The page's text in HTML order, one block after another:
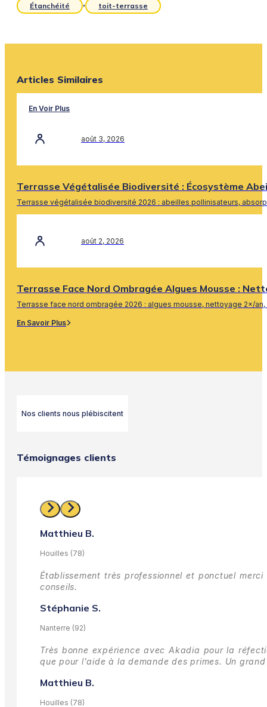
Étanchéité , toit-terrasse
Articles Similaires
En Voir Plus
août 3, 2026
Terrasse Végétalisée Biodiversité : Écosystème
Terrasse végétalisée biodiversité 2026 : abeilles pollinisateurs,
août 2, 2026
Terrasse Face Nord Ombragée Algues Mousse :
Terrasse face nord ombragée 2026 : algues mousse, nettoyage 2×/
En Savoir Plus
Nos clients nous plébiscitent
Témoignages clients
Matthieu B.
Houilles (78)
Établissement très professionnel et ponctuel
conseils.
Stéphanie S.
Nanterre (92)
Très bonne expérience avec Akadia pour la
que pour l'aide à la demande des primes. Un
Matthieu B.
Houilles (78)